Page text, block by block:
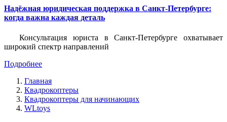
Надёжная юридическая поддержка в Санкт-Петербурге:
когда важна каждая деталь
Консультация юриста в Санкт-Петербурге охватывает
широкий спектр направлений
Подробнее
Главная
Квадрокоптеры
Квадрокоптеры для начинающих
WLtoys